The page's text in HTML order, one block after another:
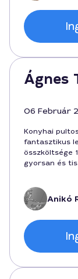
Ágnes
06 Február
Konyhai
fantasztikus
összköltsége
gyorsan és
Anikó